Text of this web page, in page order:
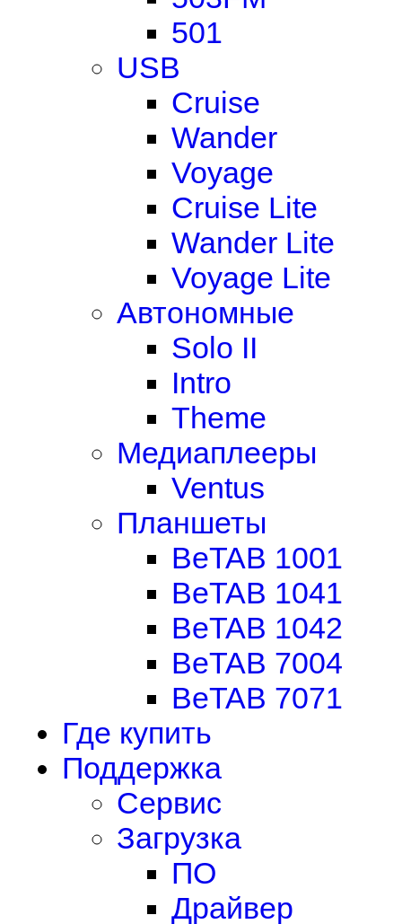
501
USB
Cruise
Wander
Voyage
Cruise Lite
Wander Lite
Voyage Lite
Автономные
Solo II
Intro
Theme
Медиаплееры
Ventus
Планшеты
BeTAB 1001
BeTAB 1041
BeTAB 1042
BeTAB 7004
BeTAB 7071
Где купить
Поддержка
Сервис
Загрузка
ПО
Драйвер